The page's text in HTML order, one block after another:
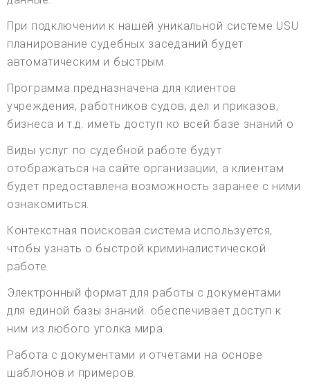
При подключении к нашей уникальной системе USU
планирование судебных заседаний будет
автоматическим и быстрым.
Программа предназначена для клиентов
учреждения, работников судов, дел и приказов,
бизнеса и т.д. иметь доступ ко всей базе знаний о
Виды услуг по судебной работе будут
отображаться на сайте организации, а клиентам
будет предоставлена возможность заранее с ними
ознакомиться.
Контекстная поисковая система используется,
чтобы узнать о быстрой криминалистической
работе.
Электронный формат для работы с документами
для единой базы знаний. обеспечивает доступ к
ним из любого уголка мира.
Работа с документами и отчетами на основе
шаблонов и примеров.